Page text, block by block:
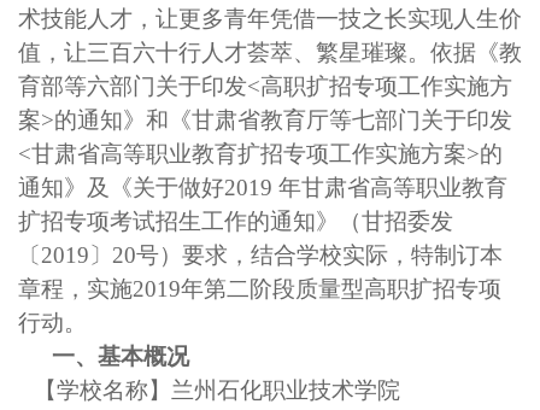
术技能人才，让更多青年凭借一技之长实现人生价
值，让三百六十行人才荟萃、繁星璀璨。依据《教
育部等六部门关于印发<高职扩招专项工作实施方
案>的通知》和《甘肃省教育厅等七部门关于印发
<甘肃省高等职业教育扩招专项工作实施方案>的
通知》及《关于做好2019 年甘肃省高等职业教育
扩招专项考试招生工作的通知》（甘招委发
〔2019〕20号）要求，结合学校实际，特制订本
章程，实施2019年第二阶段质量型高职扩招专项
行动。
一、基本概况
【学校名称】兰州石化职业技术学院